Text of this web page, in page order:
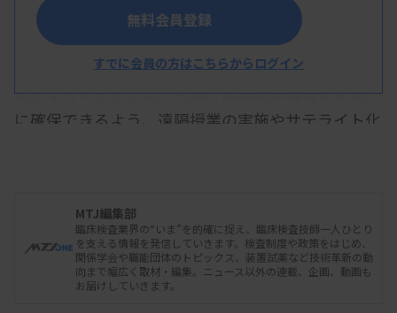
た。
地域人口が減少していく中で医療従事者の養成を支
援する考えも示した。地域で医療関係職種を安定的
に確保できるよう、遠隔授業の実施やサテライト化
リアの選択が可能となることで医療関係職種の活躍
の場が広がると展望。育児・介護等などを抱えて働
く人への支援を検討する。このほかタスクシフト・
シェアの推進も盛り込んだ。
無料会員登録
すでに会員の方はこちらからログイン
MTJ編集部
臨床検査業界の“いま”を的確に捉え、臨床検査技師一人ひとり
を支える情報を発信していきます。検査制度や政策をはじめ、
関係学会や職能団体のトピックス、装置試薬など技術革新の動
向まで幅広く取材・編集。ニュース以外の連載、企画、動画も
お届けしていきます。